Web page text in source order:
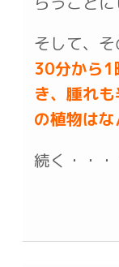
そして、そ
30分から1
き、腫れ
の植物は
続く・・・